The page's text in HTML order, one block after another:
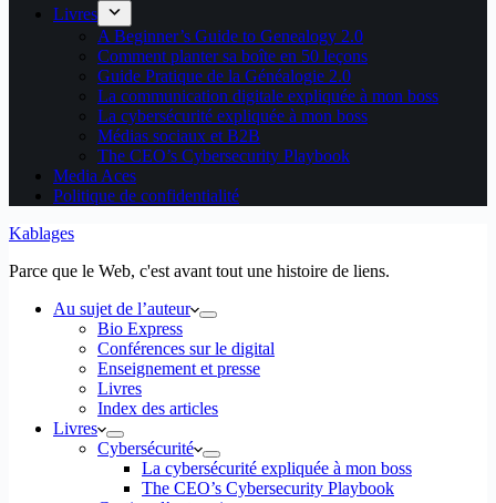
Livres
A Beginner’s Guide to Genealogy 2.0
Comment planter sa boîte en 50 leçons
Guide Pratique de la Généalogie 2.0
La communication digitale expliquée à mon boss
La cybersécurité expliquée à mon boss
Médias sociaux et B2B
The CEO’s Cybersecurity Playbook
Media Aces
Politique de confidentialité
Kablages
Parce que le Web, c'est avant tout une histoire de liens.
Au sujet de l’auteur
Bio Express
Conférences sur le digital
Enseignement et presse
Livres
Index des articles
Livres
Cybersécurité
La cybersécurité expliquée à mon boss
The CEO’s Cybersecurity Playbook